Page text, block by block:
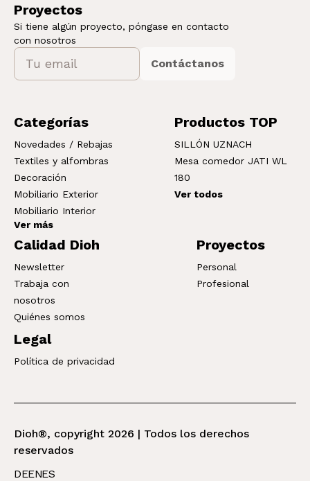
Proyectos
Si tiene algún proyecto, póngase en contacto
con nosotros
Contáctanos
Categorías
Novedades / Rebajas
Textiles y alfombras
Decoración
Mobiliario Exterior
Mobiliario Interior
Ver más
Productos TOP
SILLÓN UZNACH
Mesa comedor JATI WL
180
Ver todos
Calidad Dioh
Newsletter
Trabaja con
nosotros
Quiénes somos
Proyectos
Personal
Profesional
Legal
Política de privacidad
Dioh®, copyright 2026 | Todos los derechos
reservados
DEENES